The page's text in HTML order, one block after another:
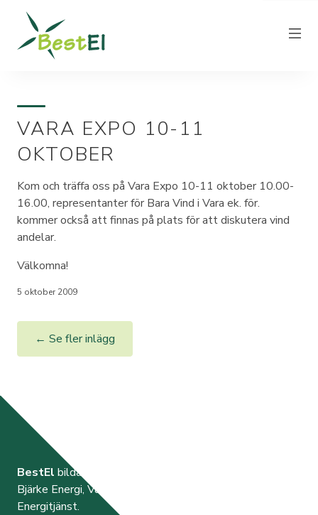
NYHETER
OM OSS
VÅRA ELPRISER
KUNDTJÄNST
VARA EXPO 10-11
OKTOBER
Kom och träffa oss på Vara Expo 10-11 oktober 10.00-
16.00, representanter för Bara Vind i Vara ek. för.
kommer också att finnas på plats för att diskutera vind
andelar.
Välkomna!
5 oktober 2009
← Se fler inlägg
BestEl bildades år 2000 av de tre elnätsföretagen
Bjärke Energi, Vara Energi samt Västra Orusts
Energitjänst.